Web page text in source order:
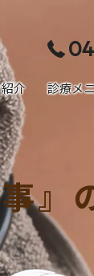
介 診療メ
エキゾ
予防
』